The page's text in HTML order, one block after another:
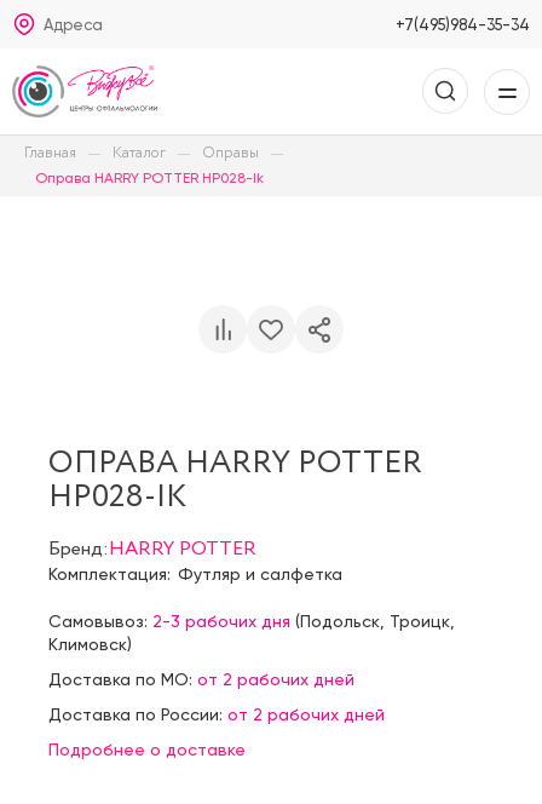
Адреса +7(495)984-35-34
Главная Каталог Оправы
Оправа HARRY POTTER HP028-Ik
ОПРАВА HARRY POTTER
HP028-IK
Бренд:HARRY POTTER
Комплектация: Футляр и салфетка
Самовывоз: 2-3 рабочих дня (Подольск Троицк
Климовск)
Доставка по МО: от 2 рабочих дней
Доставка по России: от 2 рабочих дней
Подробнее о доставке